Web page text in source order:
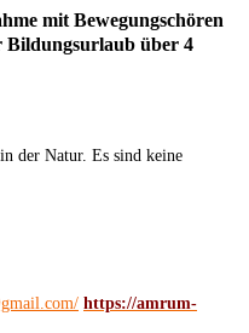
mit Bewegungschören
über 4
der Natur. Es sind keine
https://amrum-